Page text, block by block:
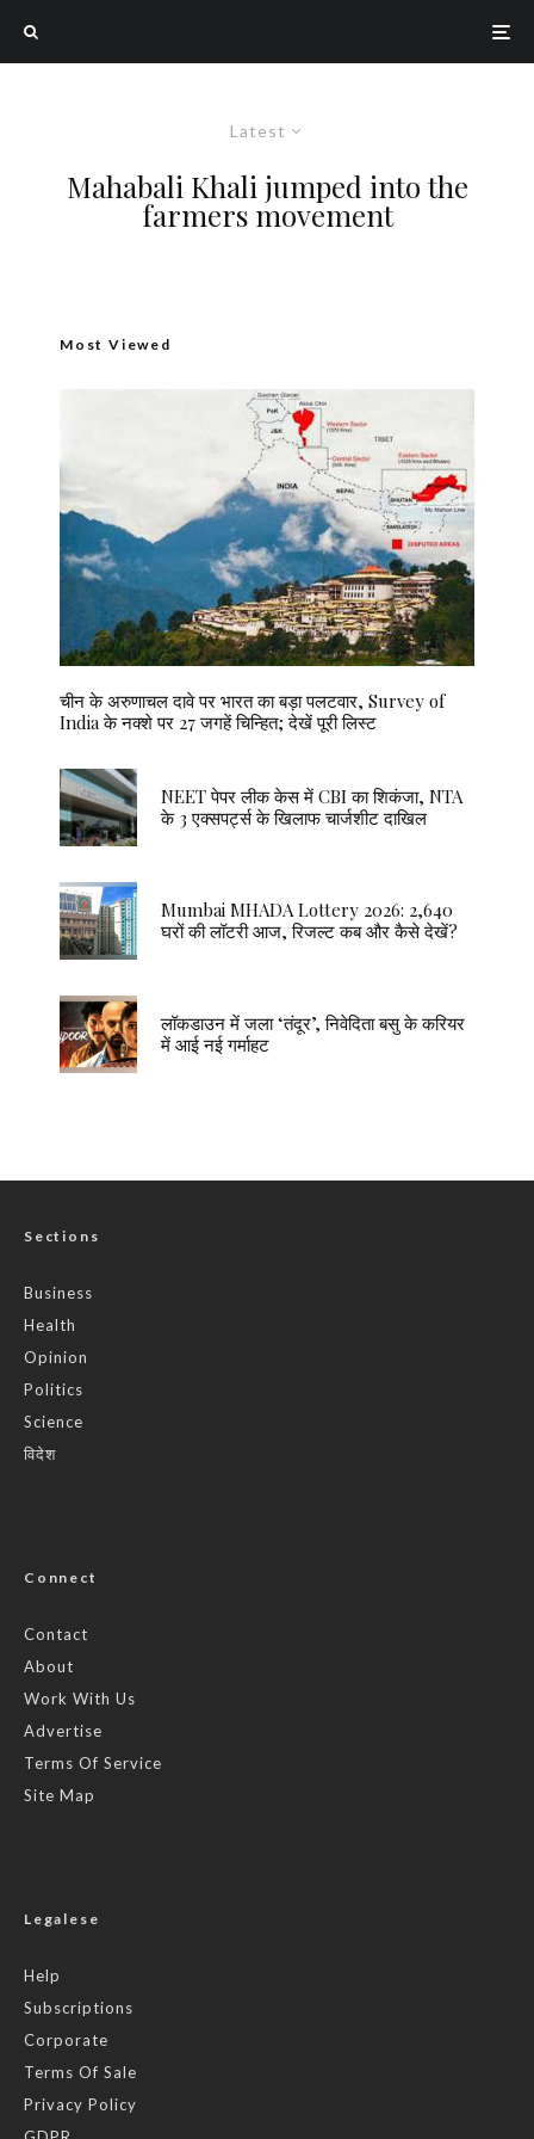
Latest
Mahabali Khali jumped into the
farmers movement
Most Viewed
चीन के अरुणाचल दावे पर भारत का बड़ा पलटवार, Survey of
India के नक्शे पर 27 जगहें चिन्हित; देखें पूरी लिस्ट
NEET पेपर लीक केस में CBI का शिकंजा, NTA
के 3 एक्सपर्ट्स के खिलाफ चार्जशीट दाखिल
Mumbai MHADA Lottery 2026: 2,640
घरों की लॉटरी आज, रिजल्ट कब और कैसे देखें?
लॉकडाउन में जला ‘तंदूर’, निवेदिता बसु के करियर
में आई नई गर्माहट
Sections
Business
Health
Opinion
Politics
Science
विदेश
Connect
Contact
About
Work With Us
Advertise
Terms Of Service
Site Map
Legalese
Help
Subscriptions
Corporate
Terms Of Sale
Privacy Policy